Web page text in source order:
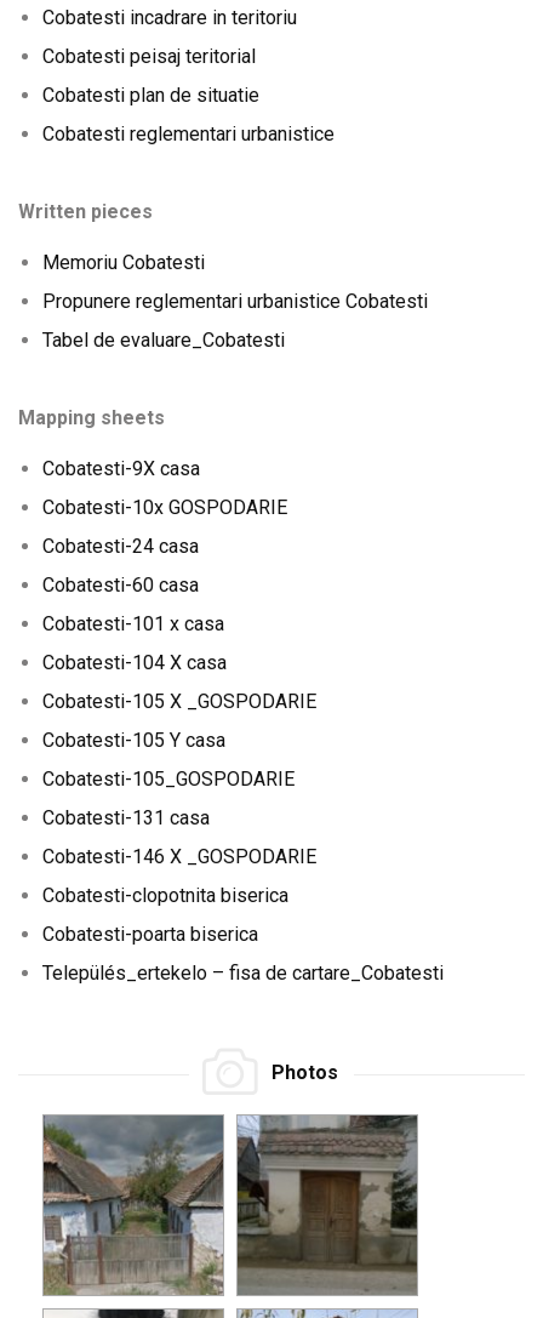
Cobatesti incadrare in teritoriu
Cobatesti peisaj teritorial
Cobatesti plan de situatie
Cobatesti reglementari urbanistice
Written pieces
Memoriu Cobatesti
Propunere reglementari urbanistice Cobatesti
Tabel de evaluare_Cobatesti
Mapping sheets
Cobatesti-9X casa
Cobatesti-10x GOSPODARIE
Cobatesti-24 casa
Cobatesti-60 casa
Cobatesti-101 x casa
Cobatesti-104 X casa
Cobatesti-105 X _GOSPODARIE
Cobatesti-105 Y casa
Cobatesti-105_GOSPODARIE
Cobatesti-131 casa
Cobatesti-146 X _GOSPODARIE
Cobatesti-clopotnita biserica
Cobatesti-poarta biserica
Település_ertekelo – fisa de cartare_Cobatesti
Photos